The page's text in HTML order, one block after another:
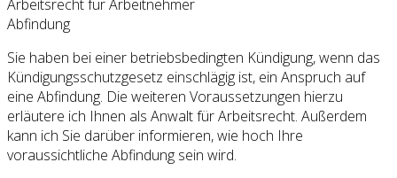
Arbeitsrecht für Arbeitnehmer
Abfindung
Sie haben bei einer betriebsbedingten Kündigung, wenn das
Kündigungsschutzgesetz einschlägig ist, ein Anspruch auf
eine Abfindung. Die weiteren Voraussetzungen hierzu
erläutere ich Ihnen als Anwalt für Arbeitsrecht. Außerdem
kann ich Sie darüber informieren, wie hoch Ihre
voraussichtliche Abfindung sein wird.